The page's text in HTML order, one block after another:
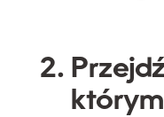
którym